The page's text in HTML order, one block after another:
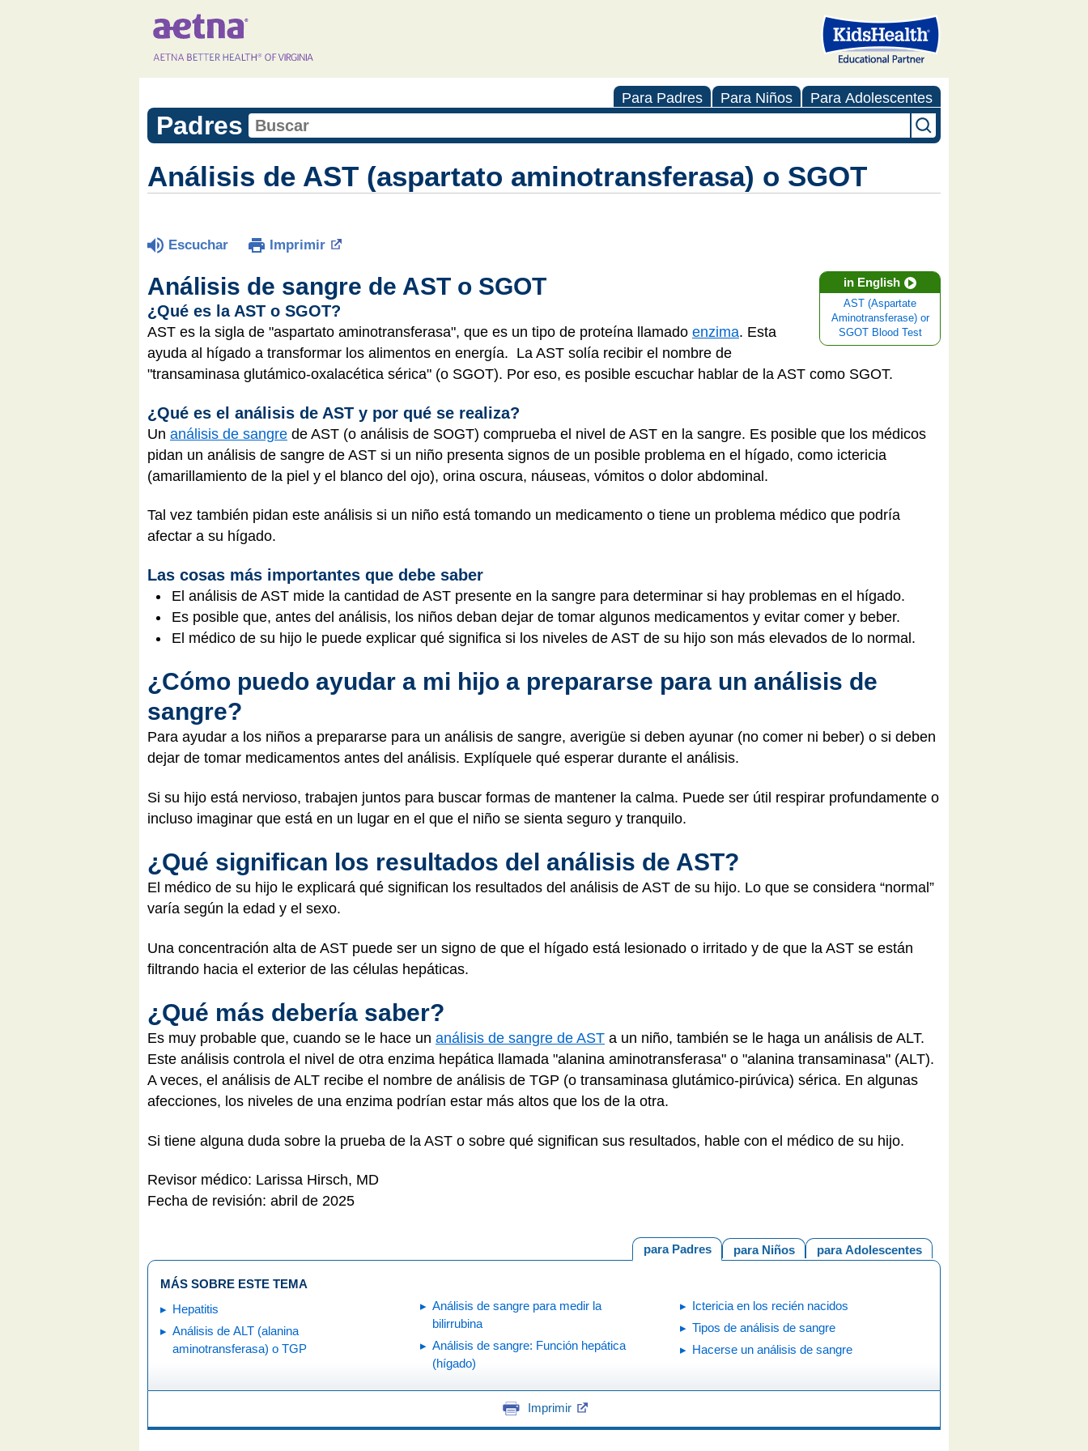
Para Padres Para Niños Para Adolescentes
Padres
Análisis de AST (aspartato aminotransferasa) o SGOT
Escuchar Imprimir
in English
AST (Aspartate
Aminotransferase) or
SGOT Blood Test
Análisis de sangre de AST o SGOT
¿Qué es la AST o SGOT?
AST es la sigla de "aspartato aminotransferasa", que es un tipo de proteína llamado enzima. Esta
ayuda al hígado a transformar los alimentos en energía. La AST solía recibir el nombre de
"transaminasa glutámico-oxalacética sérica" (o SGOT). Por eso, es posible escuchar hablar de la AST como SGOT.
¿Qué es el análisis de AST y por qué se realiza?
Un análisis de sangre de AST (o análisis de SOGT) comprueba el nivel de AST en la sangre. Es posible que los médicos
pidan un análisis de sangre de AST si un niño presenta signos de un posible problema en el hígado, como ictericia
(amarillamiento de la piel y el blanco del ojo), orina oscura, náuseas, vómitos o dolor abdominal.
Tal vez también pidan este análisis si un niño está tomando un medicamento o tiene un problema médico que podría
afectar a su hígado.
Las cosas más importantes que debe saber
El análisis de AST mide la cantidad de AST presente en la sangre para determinar si hay problemas en el hígado.
Es posible que, antes del análisis, los niños deban dejar de tomar algunos medicamentos y evitar comer y beber.
El médico de su hijo le puede explicar qué significa si los niveles de AST de su hijo son más elevados de lo normal.
¿Cómo puedo ayudar a mi hijo a prepararse para un análisis de
sangre?
Para ayudar a los niños a prepararse para un análisis de sangre, averigüe si deben ayunar (no comer ni beber) o si deben
dejar de tomar medicamentos antes del análisis. Explíquele qué esperar durante el análisis.
Si su hijo está nervioso, trabajen juntos para buscar formas de mantener la calma. Puede ser útil respirar profundamente o
incluso imaginar que está en un lugar en el que el niño se sienta seguro y tranquilo.
¿Qué significan los resultados del análisis de AST?
El médico de su hijo le explicará qué significan los resultados del análisis de AST de su hijo. Lo que se considera “normal”
varía según la edad y el sexo.
Una concentración alta de AST puede ser un signo de que el hígado está lesionado o irritado y de que la AST se están
filtrando hacia el exterior de las células hepáticas.
¿Qué más debería saber?
Es muy probable que, cuando se le hace un análisis de sangre de AST a un niño, también se le haga un análisis de ALT.
Este análisis controla el nivel de otra enzima hepática llamada "alanina aminotransferasa" o "alanina transaminasa" (ALT).
A veces, el análisis de ALT recibe el nombre de análisis de TGP (o transaminasa glutámico-pirúvica) sérica. En algunas
afecciones, los niveles de una enzima podrían estar más altos que los de la otra.
Si tiene alguna duda sobre la prueba de la AST o sobre qué significan sus resultados, hable con el médico de su hijo.
Revisor médico: Larissa Hirsch, MD
Fecha de revisión: abril de 2025
para Adolescentes
para Niños
para Padres
MÁS SOBRE ESTE TEMA
Hepatitis
Análisis de ALT (alanina
aminotransferasa) o TGP
Análisis de sangre para medir la
bilirrubina
Análisis de sangre: Función hepática
(hígado)
Ictericia en los recién nacidos
Tipos de análisis de sangre
Hacerse un análisis de sangre
Imprimir